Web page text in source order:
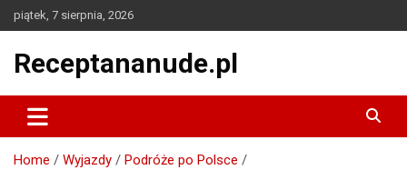
Skip
to
piątek, 7 sierpnia, 2026
Receptananude.pl
Home Wyjazdy
Podróże po Polsce